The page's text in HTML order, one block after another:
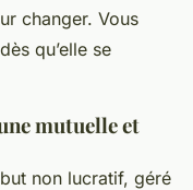
changer. Vous
qu’elle se
mutuelle et
non lucratif, géré